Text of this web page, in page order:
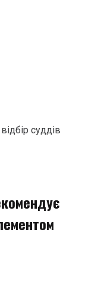
суддів